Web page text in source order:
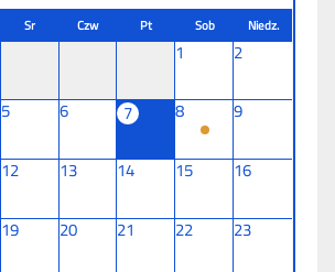
Sr Czw Pt Sob Niedz.
1
2
5 6 7 8
9
12 13 14 15
16
19 20 21 22
23